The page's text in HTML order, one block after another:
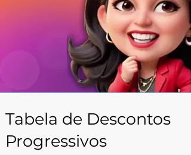
Tabela de Descontos
Progressivos